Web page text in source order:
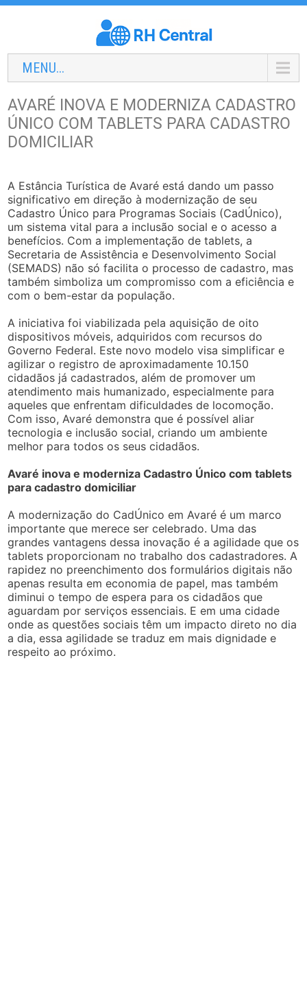
MENU...
AVARÉ INOVA E MODERNIZA CADASTRO
ÚNICO COM TABLETS PARA CADASTRO
DOMICILIAR
A Estância Turística de Avaré está dando um passo
significativo em direção à modernização de seu
Cadastro Único para Programas Sociais (CadÚnico),
um sistema vital para a inclusão social e o acesso a
benefícios. Com a implementação de tablets, a
Secretaria de Assistência e Desenvolvimento Social
(SEMADS) não só facilita o processo de cadastro, mas
também simboliza um compromisso com a eficiência e
com o bem-estar da população.
A iniciativa foi viabilizada pela aquisição de oito
dispositivos móveis, adquiridos com recursos do
Governo Federal. Este novo modelo visa simplificar e
agilizar o registro de aproximadamente 10.150
cidadãos já cadastrados, além de promover um
atendimento mais humanizado, especialmente para
aqueles que enfrentam dificuldades de locomoção.
Com isso, Avaré demonstra que é possível aliar
tecnologia e inclusão social, criando um ambiente
melhor para todos os seus cidadãos.
Avaré inova e moderniza Cadastro Único com tablets
para cadastro domiciliar
A modernização do CadÚnico em Avaré é um marco
importante que merece ser celebrado. Uma das
grandes vantagens dessa inovação é a agilidade que os
tablets proporcionam no trabalho dos cadastradores. A
rapidez no preenchimento dos formulários digitais não
apenas resulta em economia de papel, mas também
diminui o tempo de espera para os cidadãos que
aguardam por serviços essenciais. E em uma cidade
onde as questões sociais têm um impacto direto no dia
a dia, essa agilidade se traduz em mais dignidade e
respeito ao próximo.